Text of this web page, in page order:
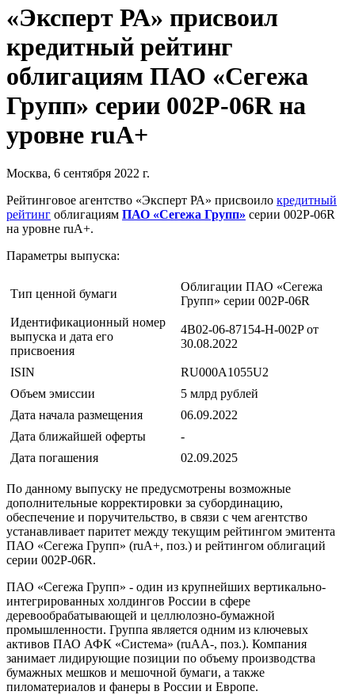
«Эксперт РА» присвоил
кредитный рейтинг
облигациям ПАО «Сегежа
Групп» серии 002P-06R на
уровне ruA+
Москва, 6 сентября 2022 г.
Рейтинговое агентство «Эксперт РА» присвоило кредитный
рейтинг облигациям ПАО «Сегежа Групп» серии 002P-06R
на уровне ruA+.
Параметры выпуска:
Тип ценной бумаги
Облигации ПАО «Сегежа
Групп» серии 002P-06R
Идентификационный номер
выпуска и дата его
присвоения
4B02-06-87154-H-002P от
30.08.2022
ISIN
RU000A1055U2
Объем эмиссии
5 млрд рублей
Дата начала размещения
06.09.2022
Дата ближайшей оферты
-
Дата погашения
02.09.2025
По данному выпуску не предусмотрены возможные
дополнительные корректировки за субординацию,
обеспечение и поручительство, в связи с чем агентство
устанавливает паритет между текущим рейтингом эмитента
ПАО «Сегежа Групп» (ruA+, поз.) и рейтингом облигаций
серии 002P-06R.
ПАО «Сегежа Групп» - один из крупнейших вертикально-
интегрированных холдингов России в сфере
деревообрабатывающей и целлюлозно-бумажной
промышленности. Группа является одним из ключевых
активов ПАО АФК «Система» (ruAА-, поз.). Компания
занимает лидирующие позиции по объему производства
бумажных мешков и мешочной бумаги, а также
пиломатериалов и фанеры в России и Европе.